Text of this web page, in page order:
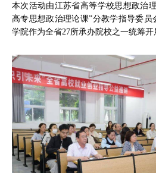
本次活动由江苏省高等学校思想政治
高专思想政治理论课”分教学指导委
学院作为全省27所承办院校之一统筹开